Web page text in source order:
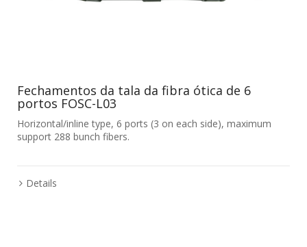
Fechamentos da tala da fibra ótica de 6
portos FOSC-L03
Horizontal/inline type, 6 ports (3 on each side), maximum
support 288 bunch fibers.
Details